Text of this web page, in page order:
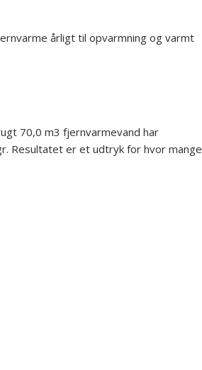
årligt til opvarmning og varmt
70,0 m3 fjernvarmevand har
Resultatet er et udtryk for hvor mange